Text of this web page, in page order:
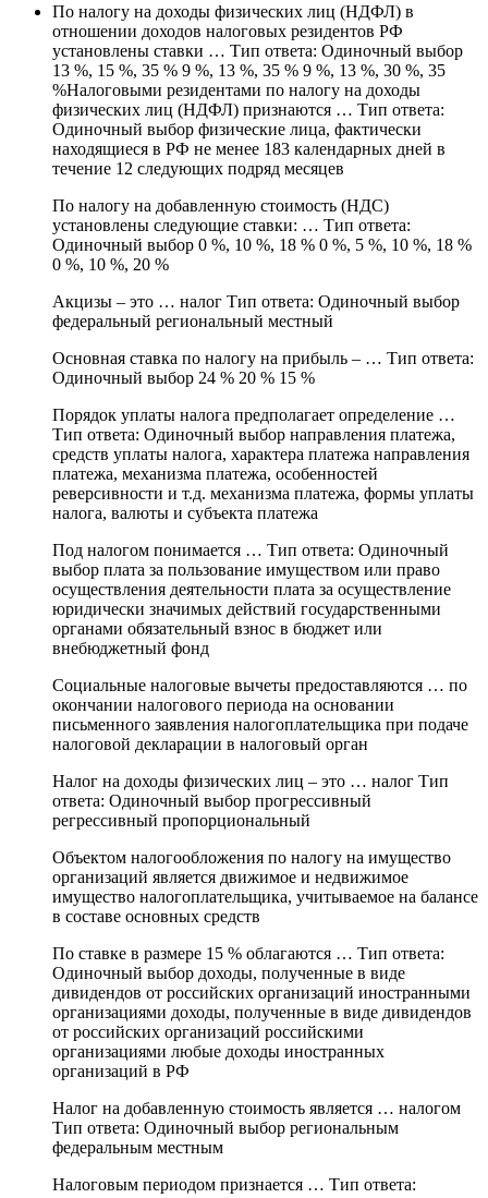
По налогу на доходы физических лиц (НДФЛ) в
отношении доходов налоговых резидентов РФ
установлены ставки … Тип ответа: Одиночный выбор
13 %, 15 %, 35 % 9 %, 13 %, 35 % 9 %, 13 %, 30 %, 35
%Налоговыми резидентами по налогу на доходы
физических лиц (НДФЛ) признаются … Тип ответа:
Одиночный выбор физические лица, фактически
находящиеся в РФ не менее 183 календарных дней в
течение 12 следующих подряд месяцев
По налогу на добавленную стоимость (НДС)
установлены следующие ставки: … Тип ответа:
Одиночный выбор 0 %, 10 %, 18 % 0 %, 5 %, 10 %, 18 %
0 %, 10 %, 20 %
Акцизы – это … налог Тип ответа: Одиночный выбор
федеральный региональный местный
Основная ставка по налогу на прибыль – … Тип ответа:
Одиночный выбор 24 % 20 % 15 %
Порядок уплаты налога предполагает определение …
Тип ответа: Одиночный выбор направления платежа,
средств уплаты налога, характера платежа направления
платежа, механизма платежа, особенностей
реверсивности и т.д. механизма платежа, формы уплаты
налога, валюты и субъекта платежа
Под налогом понимается … Тип ответа: Одиночный
выбор плата за пользование имуществом или право
осуществления деятельности плата за осуществление
юридически значимых действий государственными
органами обязательный взнос в бюджет или
внебюджетный фонд
Социальные налоговые вычеты предоставляются … по
окончании налогового периода на основании
письменного заявления налогоплательщика при подаче
налоговой декларации в налоговый орган
Налог на доходы физических лиц – это … налог Тип
ответа: Одиночный выбор прогрессивный
регрессивный пропорциональный
Объектом налогообложения по налогу на имущество
организаций является движимое и недвижимое
имущество налогоплательщика, учитываемое на балансе
в составе основных средств
По ставке в размере 15 % облагаются … Тип ответа:
Одиночный выбор доходы, полученные в виде
дивидендов от российских организаций иностранными
организациями доходы, полученные в виде дивидендов
от российских организаций российскими
организациями любые доходы иностранных
организаций в РФ
Налог на добавленную стоимость является … налогом
Тип ответа: Одиночный выбор региональным
федеральным местным
Налоговым периодом признается … Тип ответа: